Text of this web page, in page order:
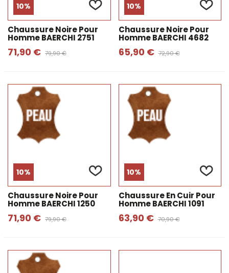
10%
Chaussure Noire Pour
Homme BAERCHI 2751
71,90 € 79,90 €
10%
Chaussure Noire Pour
Homme BAERCHI 4682
65,90 € 72,90 €
10%
Chaussure Noire Pour
Homme BAERCHI 1250
71,90 € 79,90 €
10%
Chaussure En Cuir Pour
Homme BAERCHI 1091
63,90 € 70,90 €